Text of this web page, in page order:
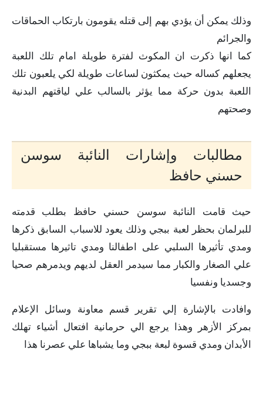
وذلك يمكن أن يؤدي بهم إلى قتله يقومون بارتكاب الحماقات
والجرائم
كما انها ذكرت ان المكوث لفترة طويلة امام تلك اللعبة
يجعلهم كساله حيث يمكثون لساعات طويلة لكي يلعبون تلك
اللعبة بدون حركة مما يؤثر بالسالب علي لياقتهم البدنية
وصحتهم
مطالبات وإشارات النائبة سوسن
حسني حافظ
حيث قامت النائبة سوسن حسني حافظ بطلب قدمته
للبرلمان بحظر لعبة ببجي وذلك يعود للاسباب السابق ذكرها
ومدي تأثيرها السلبي على اطفالنا ومدي تاثيرها مستقبليا
علي الصغار والكبار مما سيدمر العقل لديهم ويدمرهم صحيا
وجسديا ونفسيا
وافادت بالإشارة إلي تقرير قسم معاونة وسائل الإعلام
بمركز الأزهر وهذا يرجع الي حرمانية افتعال أشياء تهلك
الأبدان ومدي قسوة لبعة ببجي وما يشباها علي عصرنا هذا